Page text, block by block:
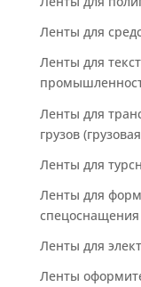
Ленты для
Ленты для
Ленты для
грузов
Ленты для
Ленты для
спецоснащения
Ленты для
Ленты